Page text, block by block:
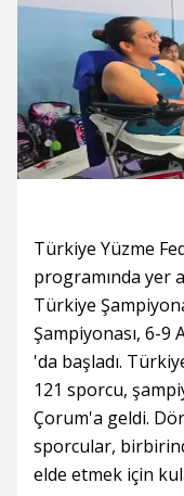
Türkiye Yüzme
programında yer
Türkiye
Şampiyonası, 6-9
'da başladı.
121 sporcu,
Çorum'a geldi.
sporcular,
elde etmek için